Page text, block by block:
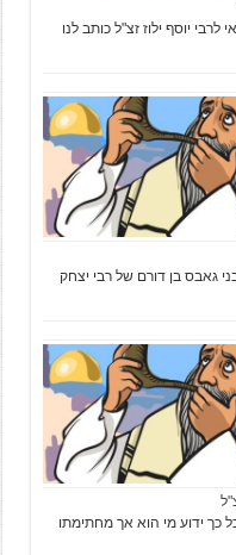
לרבי יוסף ילוז זצ"ל כותב לנו
גאבס בן דורם של רבי יצחק
כך ידוע מי הוא אך מחתימתו